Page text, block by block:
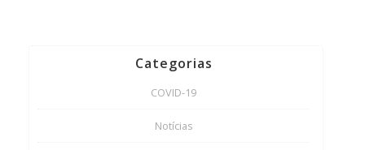
Categorias
COVID-19
Notícias